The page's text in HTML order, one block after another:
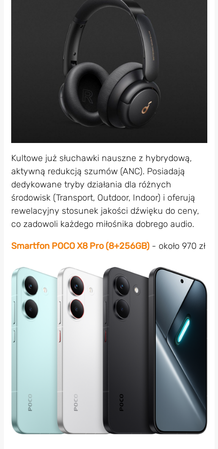
Kultowe już słuchawki nauszne z hybrydową,
aktywną redukcją szumów (ANC). Posiadają
dedykowane tryby działania dla różnych
środowisk (Transport, Outdoor, Indoor) i oferują
rewelacyjny stosunek jakości dźwięku do ceny,
co zadowoli każdego miłośnika dobrego audio.
Smartfon POCO X8 Pro (8+256GB)- około 970 zł